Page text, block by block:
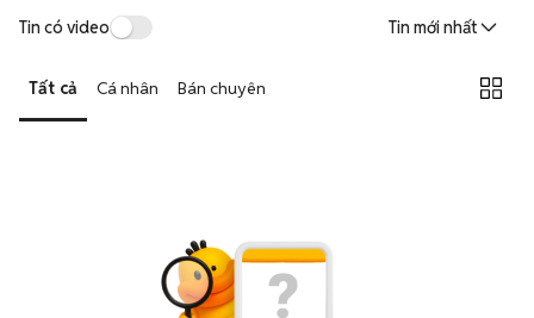
Tin có video Tin mới nhất
Tất cả Cá nhân Bán chuyên